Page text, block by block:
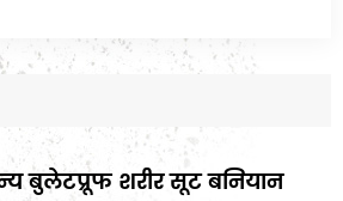
बुलेटप्रूफ शरीर सूट बनियान